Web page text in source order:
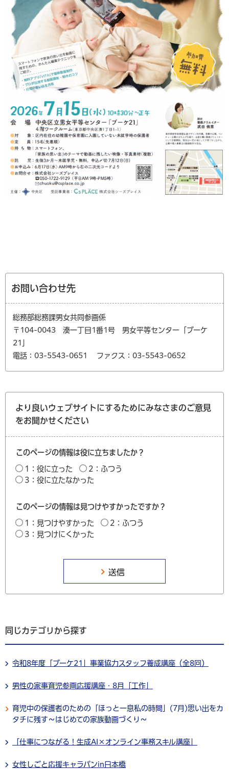
お問い合わせ先
総務部総務課男女共同参画係
〒104-0043 湊一丁目1番1号 男女平等センター「ブーケ
21」
電話：03-5543-0651
ファクス：03-5543-0652
より良いウェブサイトにするためにみなさまのご意見
をお聞かせください
このページの情報は役に立ちましたか？
1：役に立った
2：ふつう
3：役に立たなかった
このページの情報は見つけやすかったですか？
1：見つけやすかった
2：ふつう
3：見つけにくかった
同じカテゴリから探す
令和8年度「ブーケ21」事業協力スタッフ養成講座（全8回）
男性の家事育児参画応援講座・8月「工作」
育児中の保護者のための「ほっと一息私の時間」(7月)思い出をカ
タチに残す～はじめての家族動画づくり～
「仕事につながる！生成AI×オンライン事務スキル講座」
女性しごと応援キャラバンin日本橋